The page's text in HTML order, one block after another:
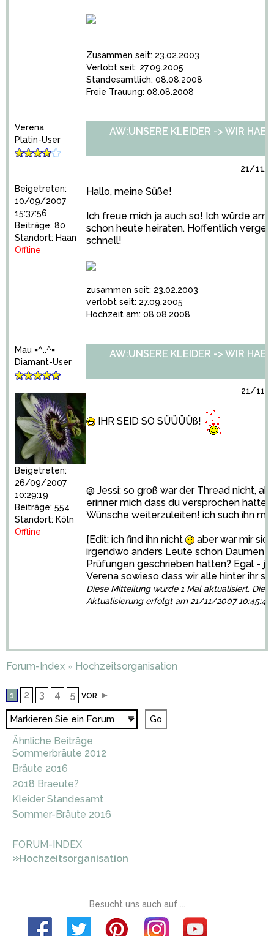
Zusammen seit: 23.02.2003
Verlobt seit: 27.09.2005
Standesamtlich: 08.08.2008
Freie Trauung: 08.08.2008
Verena
Platin-User
Beigetreten:
10/09/2007
15:37:56
Beiträge: 80
Standort: Haan
Offline
AW:UNSERE KLEIDER -> WIR
21/11/
Hallo, meine Süße!
Ich freue mich ja auch so! Ich würde am
schon heute heiraten. Hoffentlich
schnell!
zusammen seit: 23.02.2003
verlobt seit: 27.09.2005
Hochzeit am: 08.08.2008
Mau =^..^=
Diamant-User
Beigetreten:
26/09/2007
10:29:19
Beiträge: 554
Standort: Köln
Offline
AW:UNSERE KLEIDER -> WIR
21/11/
IHR SEID SO SÜÜÜÜß!
@ Jessi: so groß war der Thread nicht,
erinner mich dass du versprochen
Wünsche weiterzuleiten! ich such ihn
[Edit: ich find ihn nicht
aber war mir
irgendwo anders Leute schon Daumen
Prüfungen geschrieben hatten? Egal -
Verena sowieso dass wir alle hinter ihr
Diese Mitteilung wurde 1 Mal aktualisiert. Die
Aktualisierung erfolgt am 21/11/2007 10:45:43
Forum-Index » Hochzeitsorganisation
1 2 3 4 5 VOR ►
Ähnliche Beiträge
Sommerbräute 2012
Bräute 2016
2018 Braeute?
Kleider Standesamt
Sommer-Bräute 2016
FORUM-INDEX
»Hochzeitsorganisation
Besucht uns auch auf ...